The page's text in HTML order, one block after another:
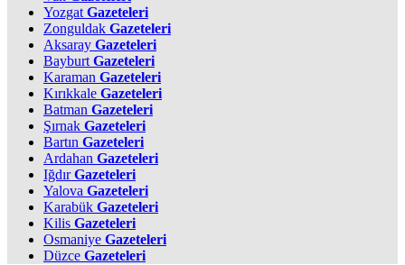
Yozgat Gazeteleri
Zonguldak Gazeteleri
Aksaray Gazeteleri
Bayburt Gazeteleri
Karaman Gazeteleri
Kırıkkale Gazeteleri
Batman Gazeteleri
Şırnak Gazeteleri
Bartın Gazeteleri
Ardahan Gazeteleri
IğdırGazeteleri
Yalova Gazeteleri
Karabük Gazeteleri
Kilis Gazeteleri
Osmaniye Gazeteleri
Düzce Gazeteleri